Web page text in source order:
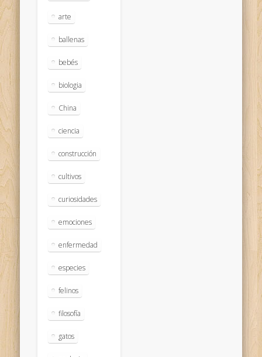
arte
ballenas
bebés
biologia
China
ciencia
construcción
cultivos
curiosidades
emociones
enfermedad
especies
felinos
filosofía
gatos